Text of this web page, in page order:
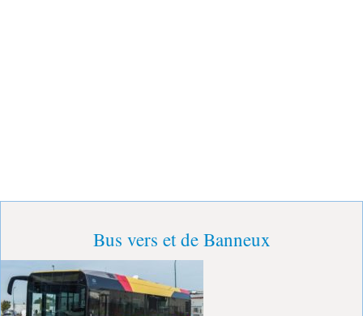
Bus vers et de Banneux